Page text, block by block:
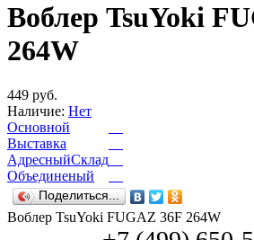
Воблер TsuYoki
264W
449 руб.
Наличие: Нет
Основной
Выставка
АдресныйСклад
Объединеный
Поделиться...
Воблер TsuYoki FUGAZ 36F 264W